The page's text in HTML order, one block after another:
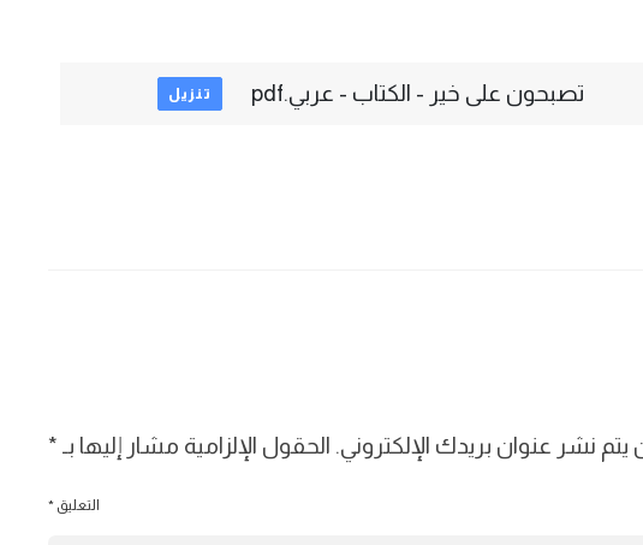
تصبحون على خير - الكتاب - عربي.pdf تنزيل
يتم نشر عنوان بريدك الإلكتروني. الحقول الإلزامية مشار إليها بـ *
التعليق *